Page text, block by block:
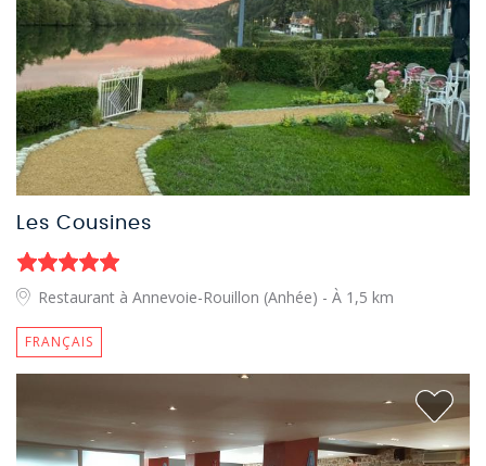
Les Cousines
Restaurant à Annevoie-Rouillon (Anhée) - À 1,5 km
FRANÇAIS